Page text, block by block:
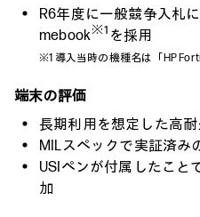
R6年度に一般競争入札に
mebook※1 を採用
※1 導入当時の機種名は「HP
端末の評価
長期利用を想定した高
MILスペックで実証済み
USIペンが付属したこと
加